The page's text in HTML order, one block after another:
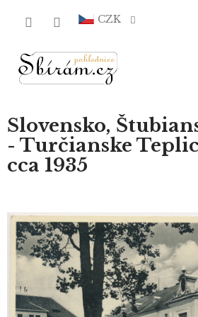
CZK
Slovensko,
- Turčianske
cca 1935